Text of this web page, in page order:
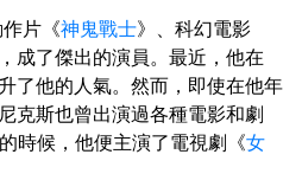
片《神鬼戰士》、科幻電影
成了傑出的演員。最近，他在
了他的人氣。然而，即使在他年
克斯也曾出演過各種電影和劇
時候，他便主演了電視劇《女